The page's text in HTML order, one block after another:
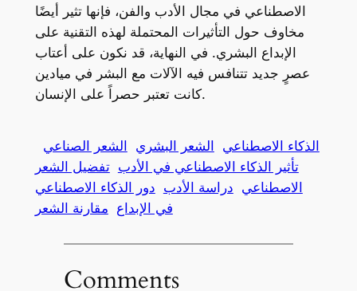
الاصطناعي في مجال الأدب والفن، فإنها تثير أيضًا
مخاوف حول التأثيرات المحتملة لهذه التقنية على
الإبداع البشري. في النهاية، قد نكون على أعتاب
عصرٍ جديد تتنافس فيه الآلات مع البشر في ميادين
كانت تعتبر حصراً على الإنسان.
الذكاء الاصطناعي الشعر البشري
الشعر الصناعي
تأثير الذكاء الاصطناعي في الأدب تفضيل الشعر
الاصطناعي دراسة الأدب دور الذكاء الاصطناعي
في الإبداع مقارنة الشعر
Comments